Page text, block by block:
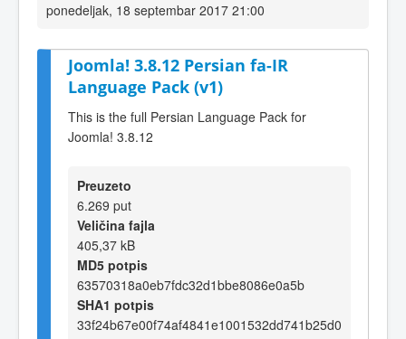
ponedeljak, 18 septembar 2017 21:00
Joomla! 3.8.12 Persian fa-IR
Language Pack (v1)
This is the full Persian Language Pack for
Joomla! 3.8.12
Preuzeto
6.269 put
Veličina fajla
405,37 kB
MD5 potpis
63570318a0eb7fdc32d1bbe8086e0a5b
SHA1 potpis
33f24b67e00f74af4841e1001532dd741b25d0